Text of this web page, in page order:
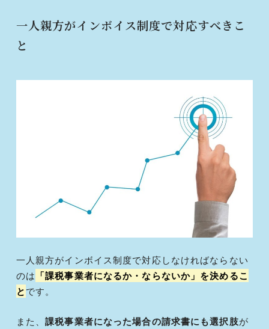
一人親方がインボイス制度で対応すべきこ
と
一人親方がインボイス制度で対応しなければならない
のは 「課税事業者になるか・ならないか」を決めるこ
とです。
また、課税事業者になった場合の請求書にも選択肢が